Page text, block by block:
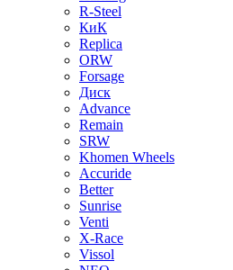
R-Steel
КиК
Replica
ORW
Forsage
Диск
Advance
Remain
SRW
Khomen Wheels
Accuride
Better
Sunrise
Venti
X-Race
Vissol